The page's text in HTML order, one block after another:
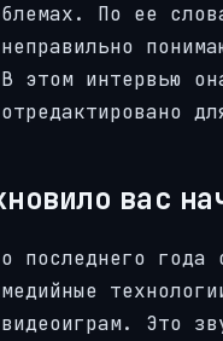
По ее
этом интервью
вас
последнего
Это